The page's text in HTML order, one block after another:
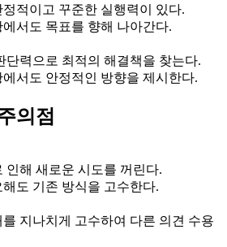
적이고 꾸준한 실행력이 있다.
서도 목표를 향해 나아간다.
단력으로 최적의 해결책을 찾는다.
서도 안정적인 방향을 제시한다.
의점
인해 새로운 시도를 꺼린다.
도 기존 방식을 고수한다.
지나치게 고수하여 다른 의견 수용